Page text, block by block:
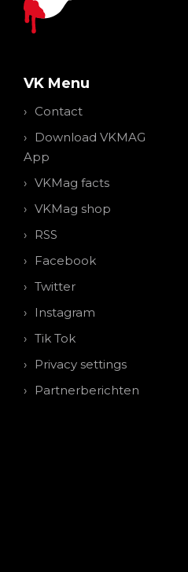
VK Menu
Contact
Download VKMAG
App
VKMag facts
VKMag shop
RSS
Facebook
Twitter
Instagram
Tik Tok
Privacy settings
Partnerberichten